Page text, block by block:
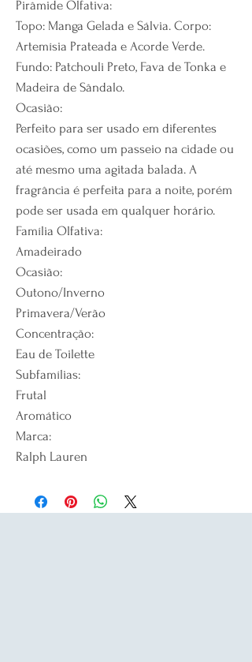
Pirâmide Olfativa:
Topo: Manga Gelada e Sálvia. Corpo:
Artemísia Prateada e Acorde Verde.
Fundo: Patchouli Preto, Fava de Tonka e
Madeira de Sândalo.
Ocasião:
Perfeito para ser usado em diferentes
ocasiões, como um passeio na cidade ou
até mesmo uma agitada balada. A
fragrância é perfeita para a noite, porém
pode ser usada em qualquer horário.
Família Olfativa:
Amadeirado
Ocasião:
Outono/Inverno
Primavera/Verão
Concentração:
Eau de Toilette
Subfamílias:
Frutal
Aromático
Marca:
Ralph Lauren